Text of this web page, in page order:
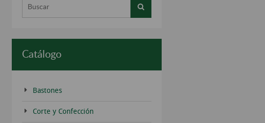
Catálogo
Bastones
Corte y Confección